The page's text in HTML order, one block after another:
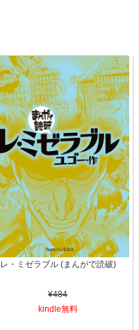
レ・ミゼラブル (まんがで読破)
¥484
kindle無料